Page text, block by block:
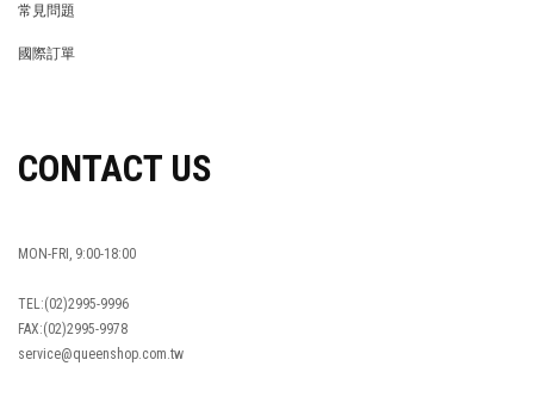
常見問題
國際訂單
CONTACT US
MON-FRI, 9:00-18:00
TEL:(02)2995-9996
FAX:(02)2995-9978
service@queenshop.com.tw